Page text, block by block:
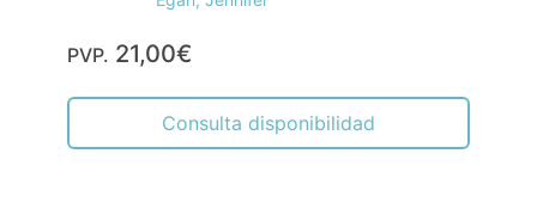
PVP. 21,00€
Consulta disponibilidad